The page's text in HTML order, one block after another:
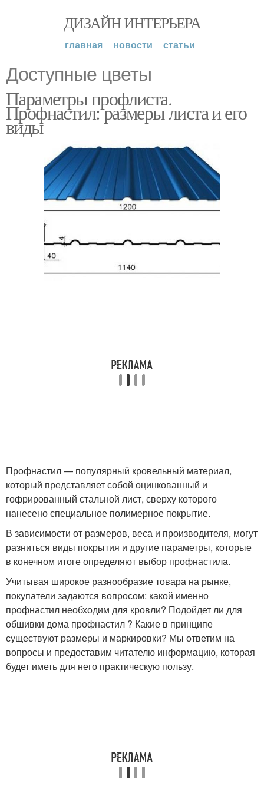
ДИЗАЙН ИНТЕРЬЕРА
главная новости статьи
Доступные цветы
Параметры профлиста.
Профнастил: размеры листа и его
виды
Профнастил — популярный кровельный материал,
который представляет собой оцинкованный и
гофрированный стальной лист, сверху которого
нанесено специальное полимерное покрытие.
В зависимости от размеров, веса и производителя, могут
разниться виды покрытия и другие параметры, которые
в конечном итоге определяют выбор профнастила.
Учитывая широкое разнообразие товара на рынке,
покупатели задаются вопросом: какой именно
профнастил необходим для кровли? Подойдет ли для
обшивки дома профнастил ? Какие в принципе
существуют размеры и маркировки? Мы ответим на
вопросы и предоставим читателю информацию, которая
будет иметь для него практическую пользу.